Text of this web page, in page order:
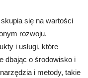
się na wartości
rozwoju.
i usługi, które
dbając o środowisko i
i metody, takie